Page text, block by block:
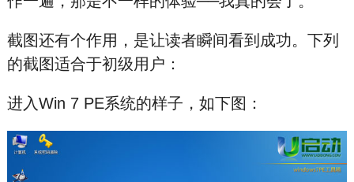
截图还有个作用，是让读者瞬间看到成功。下列
的截图适合于初级用户：
进入Win 7 PE系统的样子，如下图：